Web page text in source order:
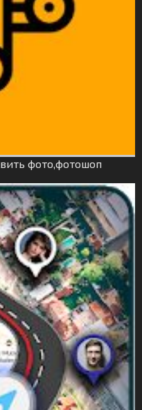
фото,фотошоп